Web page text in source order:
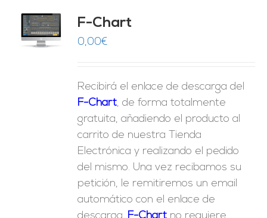
F-Chart
0,00€
Recibirá el enlace de descarga del
F-Chart, de forma totalmente
gratuita, añadiendo el producto al
carrito de nuestra Tienda
Electrónica y realizando el pedido
del mismo. Una vez recibamos su
petición, le remitiremos un email
automático con el enlace de